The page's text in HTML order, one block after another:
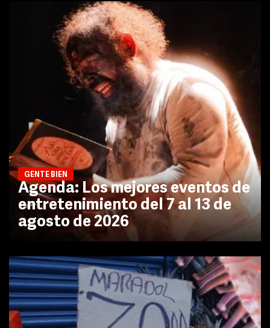
GENTE BIEN
Agenda: Los mejores eventos de
entretenimiento del 7 al 13 de
agosto de 2026